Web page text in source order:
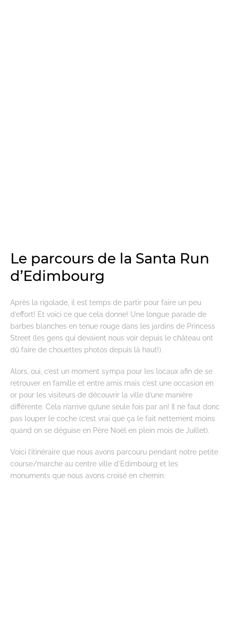
Le parcours de la Santa Run
d’Edimbourg
Après la rigolade, il est temps de partir pour faire un peu
d’effort! Et voici ce que cela donne! Une longue parade de
barbes blanches en tenue rouge dans les jardins de Princess
Street (les gens qui devaient nous voir depuis le château ont
dû faire de chouettes photos depuis là haut!).
Alors, oui, c’est un moment sympa pour les locaux afin de se
retrouver en famille et entre amis mais c’est une occasion en
or pour les visiteurs de découvrir la ville d’une manière
différente. Cela n’arrive qu’une seule fois par an! Il ne faut donc
pas louper le coche (c’est vrai que ça le fait nettement moins
quand on se déguise en Père Noël en plein mois de Juillet).
Voici l’itinéraire que nous avons parcouru pendant notre petite
course/marche au centre ville d’Edimbourg et les
monuments que nous avons croisé en chemin: